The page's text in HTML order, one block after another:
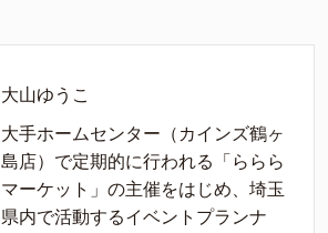
大山ゆうこ
大手ホームセンター（カインズ鶴ヶ
島店）で定期的に行われる「ららら
マーケット」の主催をはじめ、埼玉
県内で活動するイベントプランナ